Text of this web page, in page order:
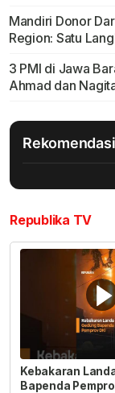
Mandiri Donor
Region: Satu
3 PMI di Jawa
Ahmad dan
Rekomendasi
Republika TV
Kebakaran
Bapenda